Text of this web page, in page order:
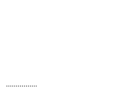
................